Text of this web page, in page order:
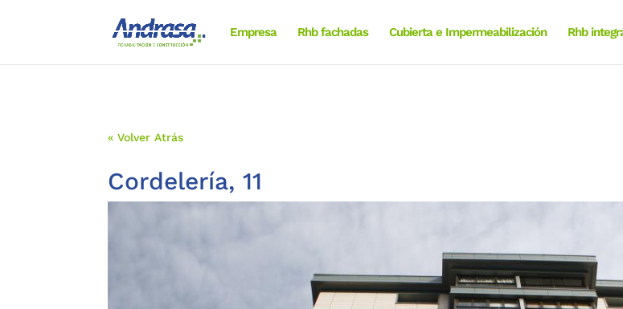
Empresa Rhb fachadas Cubierta e Impermeabilización Rhb
« Volver Atrás
Cordelería, 11